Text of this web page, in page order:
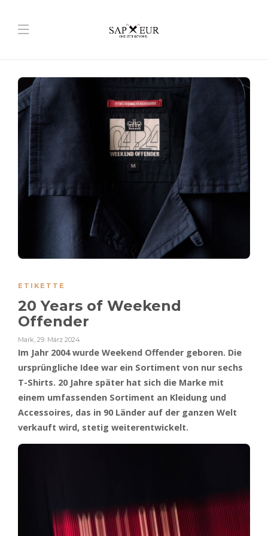
ETIKETTE
20 Years of Weekend
Offender
Mark, 29. März 2024
Im Jahr 2004 wurde Weekend Offender geboren. Die
ursprüngliche Idee war ein Sortiment von nur sechs
T-Shirts. 20 Jahre später hat sich die Marke mit
einem umfassenden Sortiment an Kleidung und
Accessoires, das in 90 Länder auf der ganzen Welt
verkauft wird, stetig weiterentwickelt.